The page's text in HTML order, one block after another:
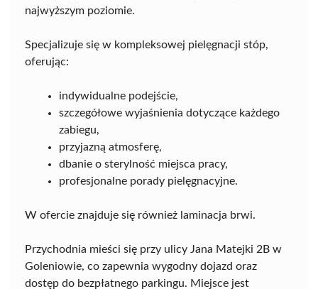
najwyższym poziomie.
Specjalizuje się w kompleksowej pielęgnacji stóp,
oferując:
indywidualne podejście,
szczegółowe wyjaśnienia dotyczące każdego
zabiegu,
przyjazną atmosferę,
dbanie o sterylność miejsca pracy,
profesjonalne porady pielęgnacyjne.
W ofercie znajduje się również laminacja brwi.
Przychodnia mieści się przy ulicy Jana Matejki 2B w
Goleniowie, co zapewnia wygodny dojazd oraz
dostęp do bezpłatnego parkingu. Miejsce jest